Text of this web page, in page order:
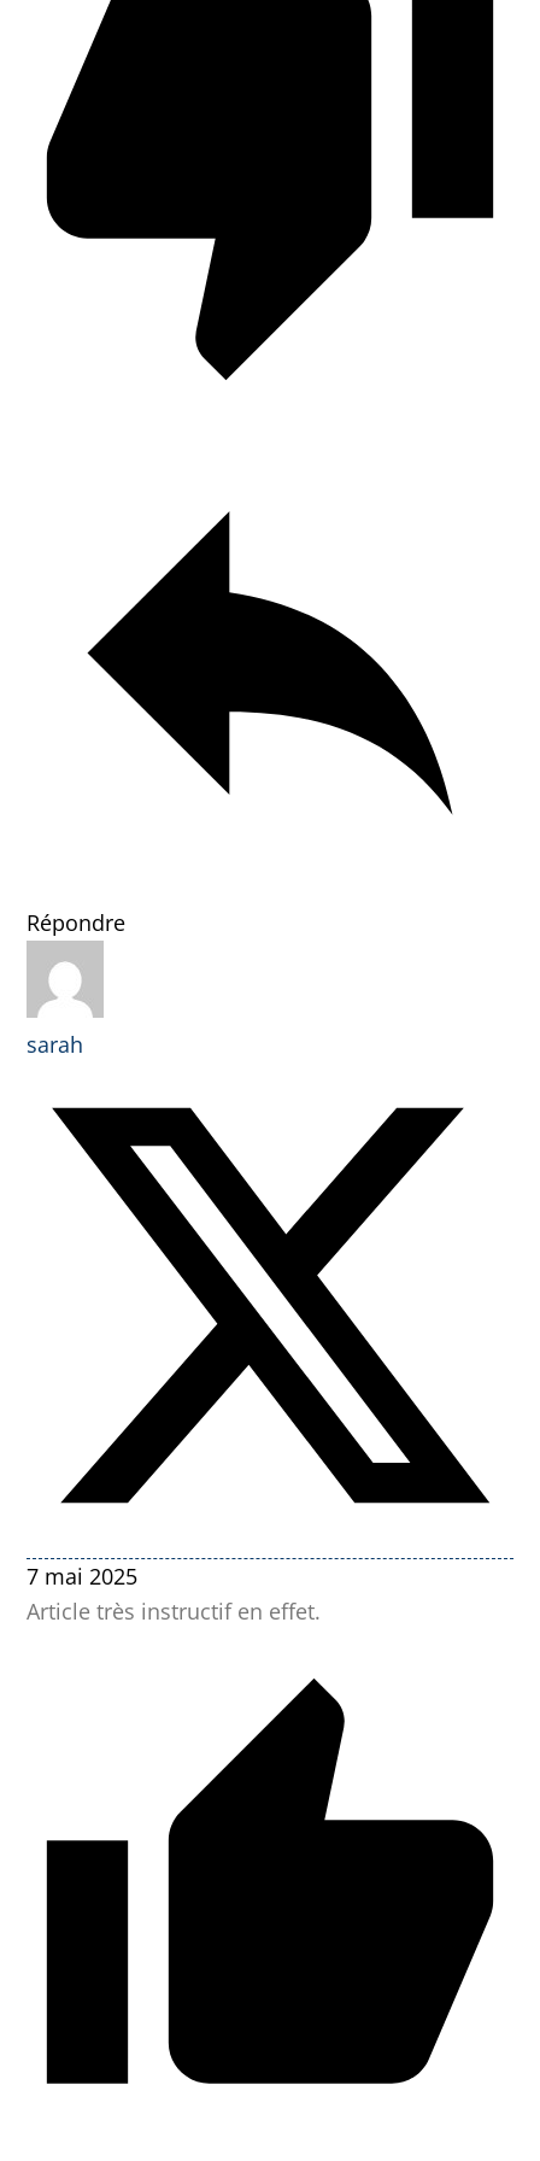
Répondre
sarah
7 mai 2025
Article très instructif en effet.